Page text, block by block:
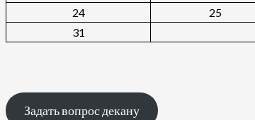
24
25
31
Задать вопрос декану